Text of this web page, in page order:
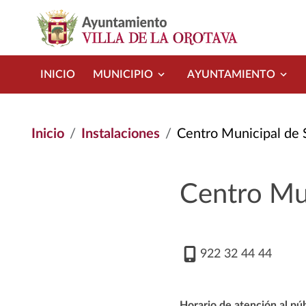
INICIO MUNICIPIO AYUNTAMIENTO
Inicio Instalaciones Centro Municipal de
Centro
922 32 44 44